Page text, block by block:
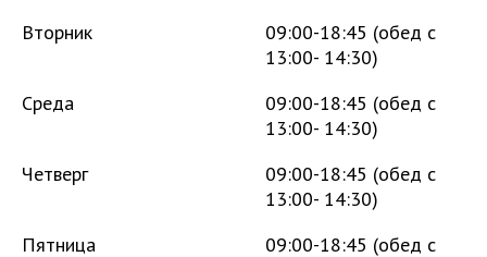
Вторник
09:00-18:45 (обед с
13:00- 14:30)
Среда
09:00-18:45 (обед с
13:00- 14:30)
Четверг
09:00-18:45 (обед с
13:00- 14:30)
Пятница
09:00-18:45 (обед с